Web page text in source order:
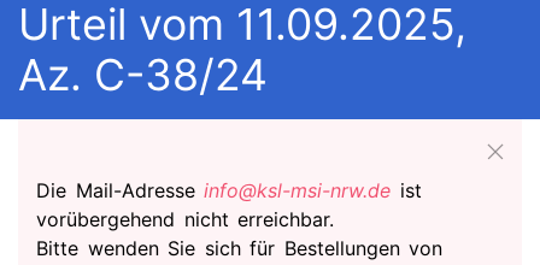
Urteil vom 11.09.2025,
Az. C-38/24
Die Mail-Adresseinfo@ksl-msi-nrw.de ist
vorübergehend nicht erreichbar.
Bitte wenden Sie sich für Bestellungen von